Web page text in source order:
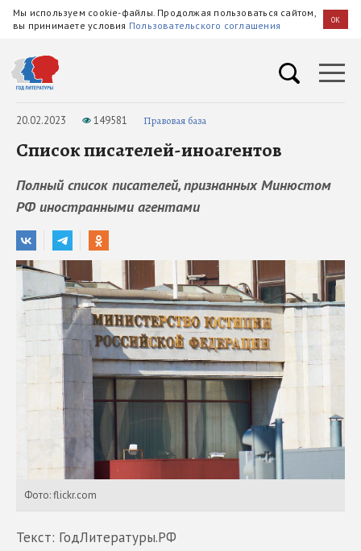
Мы используем cookie-файлы. Продолжая пользоваться сайтом,
вы принимаете условия Пользовательского соглашения OK
20.02.2023 149581 Правовая база
Список писателей-иноагентов
Полный список писателей, признанных Минюстом
РФ иностранными агентами
Фото: flickr.com
Текст: ГодЛитературы.РФ